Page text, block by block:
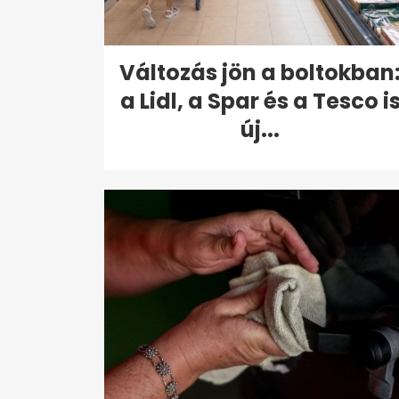
Változás jön a boltokban:
a Lidl, a Spar és a Tesco is
új...